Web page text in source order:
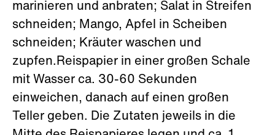
marinieren und anbraten; Salat in Streifen
schneiden; Mango, Apfel in Scheiben
schneiden; Kräuter waschen und
zupfen.Reispapier in einer großen Schale
mit Wasser ca. 30-60 Sekunden
einweichen, danach auf einen großen
Teller geben. Die Zutaten jeweils in die